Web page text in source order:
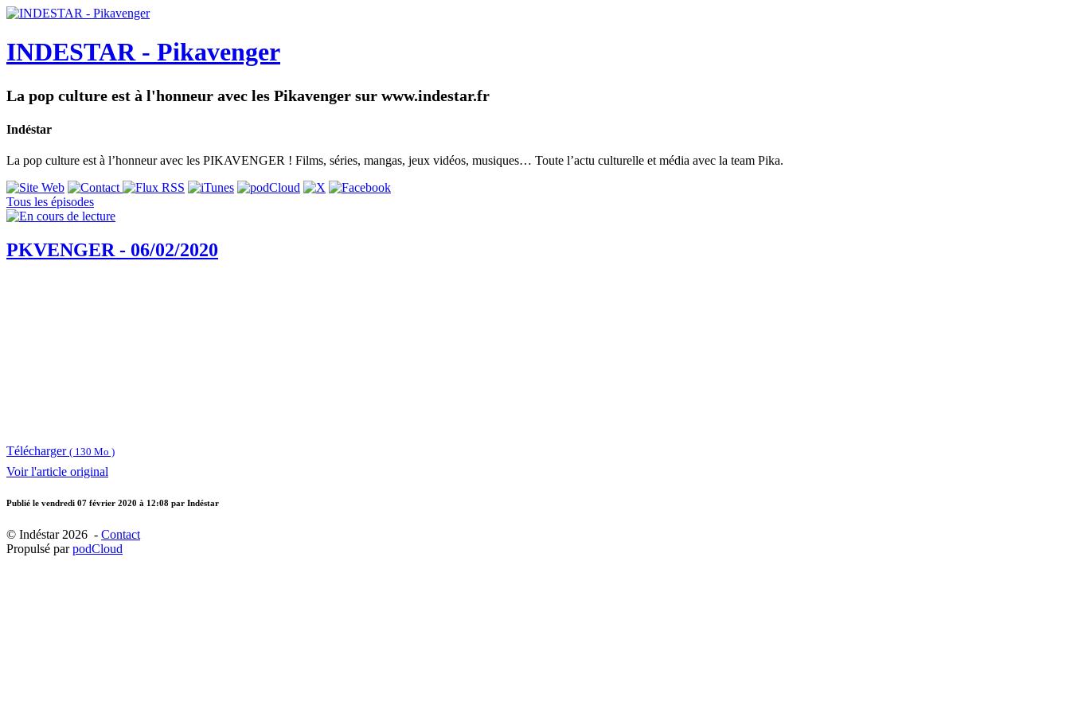
INDESTAR - Pikavenger
La pop culture est à l'honneur avec les Pikavenger sur www.indestar.fr
Indéstar
La pop culture est à l’honneur avec les PIKAVENGER ! Films, séries, mangas, jeux vidéos, musiques… Toute l’actu culturelle et média avec la team Pika.
Tous les épisodes
PKVENGER - 06/02/2020
Télécharger ( 130 Mo )
Voir l'article original
Publié le vendredi 07 février 2020 à 12:08 par Indéstar
© Indéstar 2026 - Contact
Propulsé parpodCloud